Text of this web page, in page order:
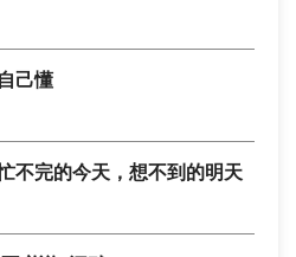
己懂
不完的今天，想不到的明天